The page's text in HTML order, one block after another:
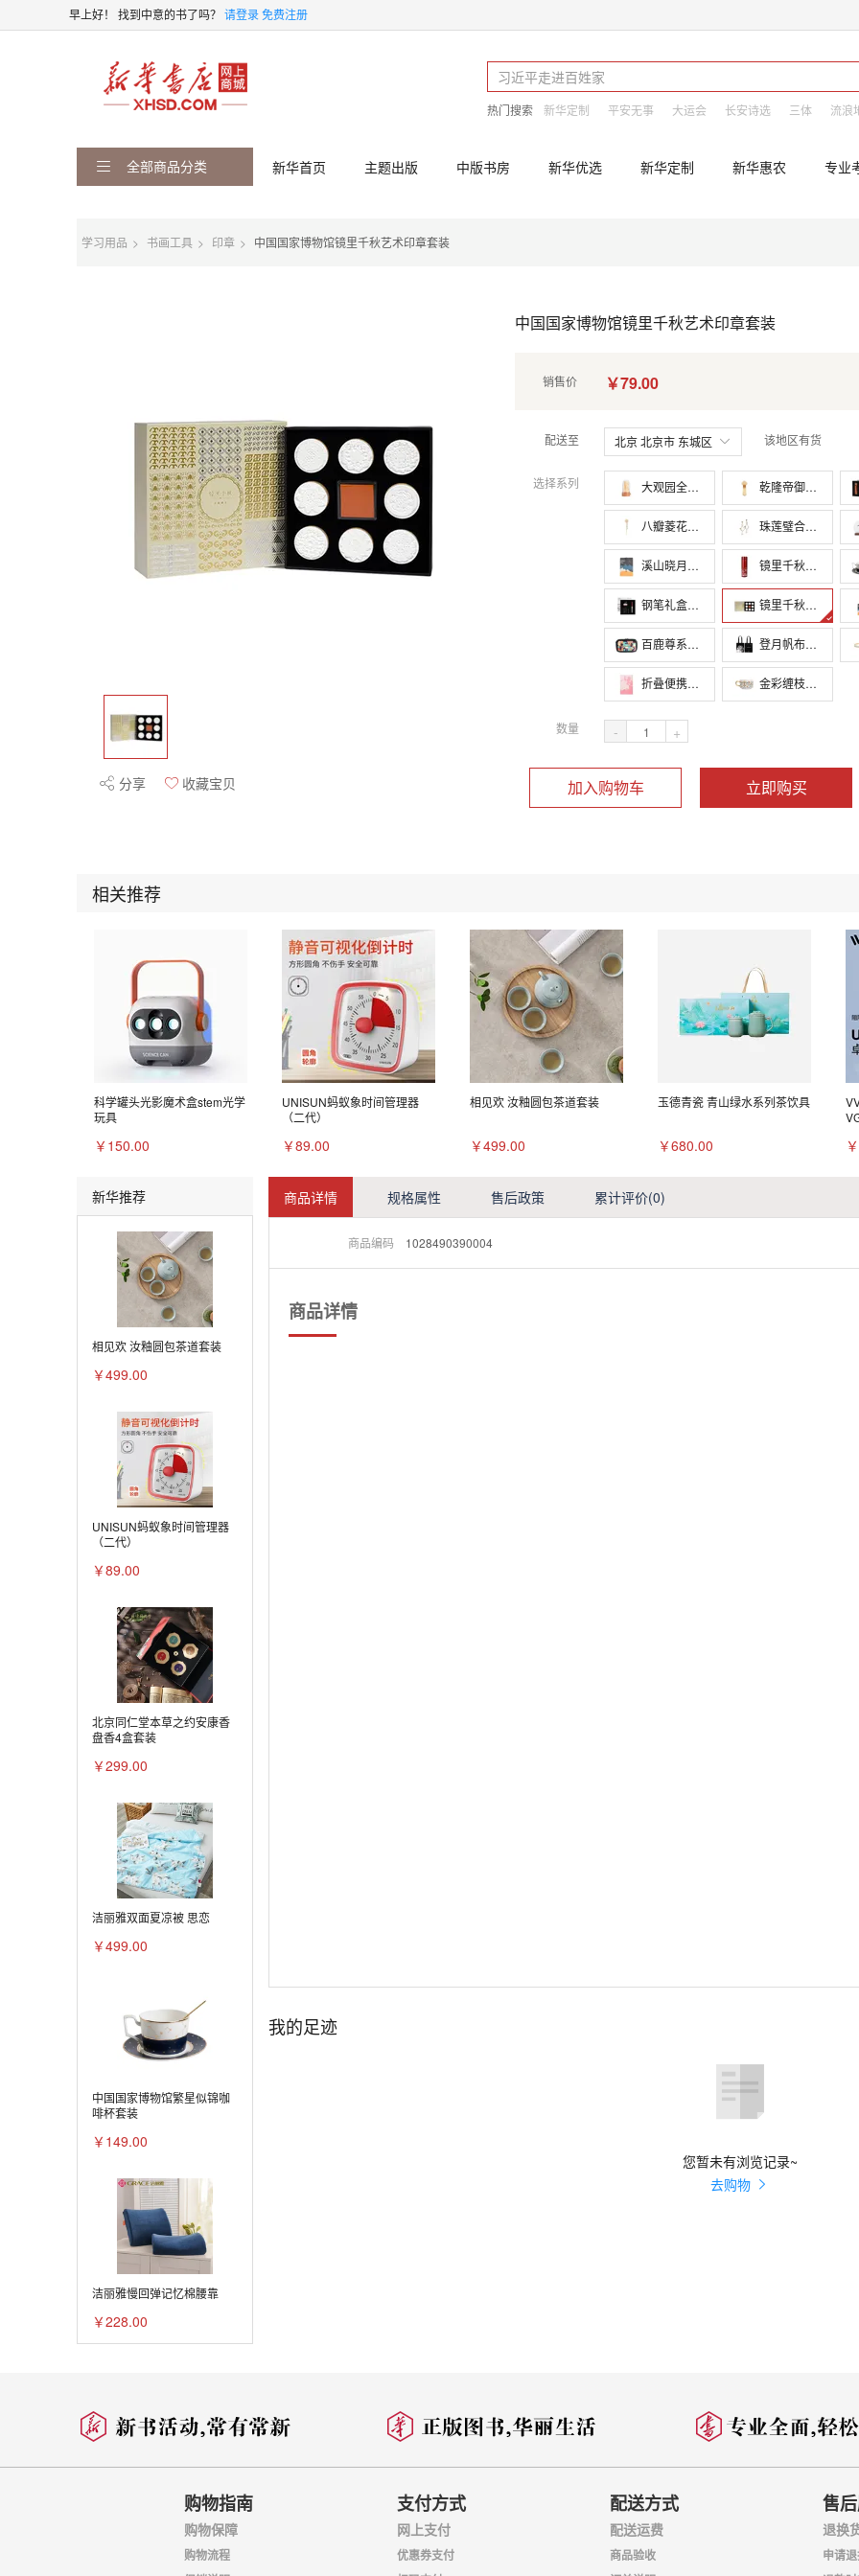
早上好！ 找到中意的书了吗？ 请登录免费注册
热门搜索 新华定制 平安无事 大运会 长安诗选 三体 流浪
全部商品分类 新华首页 主题出版 中版书房 新华优选 新华定制 新华惠农 专业
学习用品 书画工具 印章 中国国家博物馆镜里千秋艺术印章套装
分享 收藏宝贝
中国国家博物馆镜里千秋艺术印章套装
销售价 ￥79.00
配送至 北京 北京市 东城区 该地区有货
选择系列 大观园全景纸雕灯 乾隆帝御题如意金属U盘-16G（金色/银色）
八瓣菱花发饰首饰珍珠发簪 珠莲璧合耳坠
溪山晓月毛毡时尚公文包（深灰色/浅灰色） 镜里千秋智能温显保温杯
钢笔礼盒套装 镜里千秋艺术印章套装
百鹿尊系列硬壳包（几何款/插画款） 登月帆布包（黑/白）
折叠便携化妆镜 金彩缠枝咖啡杯套装（金色/粉色）
数量 - +
加入购物车 立即购买
相关推荐
科学罐头光影魔术盒stem光学
玩具
￥150.00
UNISUN蚂蚁象时间管理器
（二代）
￥89.00
相见欢 汝釉圆包茶道套装
￥499.00
玉德青瓷 青山绿水系列茶饮具
￥680.00
新华推荐
相见欢 汝釉圆包茶道套装
￥499.00
UNISUN蚂蚁象时间管理器
（二代）
￥89.00
北京同仁堂本草之约安康香
盘香4盒套装
￥299.00
洁丽雅双面夏凉被 思恋
￥499.00
中国国家博物馆繁星似锦咖
啡杯套装
￥149.00
洁丽雅慢回弹记忆棉腰靠
￥228.00
商品详情 规格属性 售后政策 累计评价(0)
商品编码 1028490390004
商品详情
我的足迹
您暂未有浏览记录~
去购物
购物指南
购物保障
购物流程
支付方式
网上支付
优惠券支付
配送方式
配送运费
商品验收
售
退换
申请